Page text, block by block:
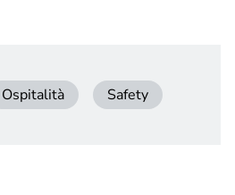
Ospitalità Safety